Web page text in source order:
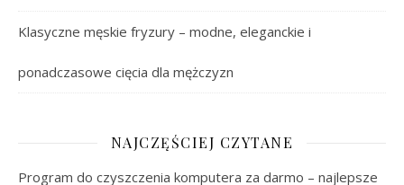
Klasyczne męskie fryzury – modne, eleganckie i
ponadczasowe cięcia dla mężczyzn
NAJCZĘŚCIEJ CZYTANE
Program do czyszczenia komputera za darmo – najlepsze